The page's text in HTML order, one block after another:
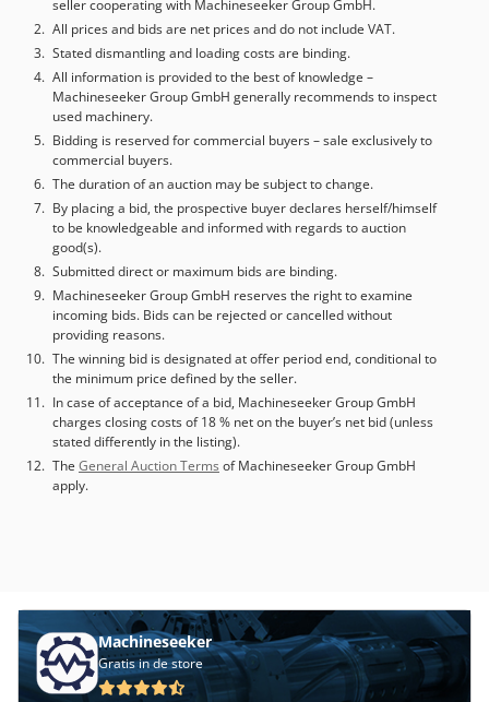
seller cooperating with Machineseeker Group GmbH.
All prices and bids are net prices and do not include VAT.
Stated dismantling and loading costs are binding.
All information is provided to the best of knowledge –
Machineseeker Group GmbH generally recommends to inspect
used machinery.
Bidding is reserved for commercial buyers – sale exclusively to
commercial buyers.
The duration of an auction may be subject to change.
By placing a bid, the prospective buyer declares herself/himself
to be knowledgeable and informed with regards to auction
good(s).
Submitted direct or maximum bids are binding.
Machineseeker Group GmbH reserves the right to examine
incoming bids. Bids can be rejected or cancelled without
providing reasons.
The winning bid is designated at offer period end, conditional to
the minimum price defined by the seller.
In case of acceptance of a bid, Machineseeker Group GmbH
charges closing costs of 18 % net on the buyer’s net bid (unless
stated differently in the listing).
The General Auction Terms of Machineseeker Group GmbH
apply.
Machineseeker
Gratis in de store